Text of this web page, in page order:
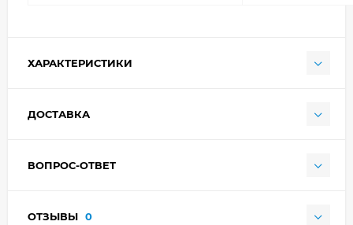
ХАРАКТЕРИСТИКИ
ДОСТАВКА
ВОПРОС-ОТВЕТ
ОТЗЫВЫ 0